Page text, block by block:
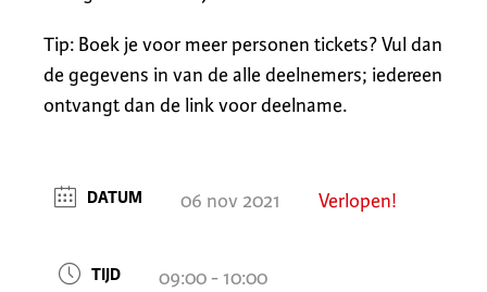
Tip: Boek je voor meer personen tickets? Vul dan
de gegevens in van de alle deelnemers; iedereen
ontvangt dan de link voor deelname.
DATUM 06 nov 2021 Verlopen!
TIJD 09:00 - 10:00